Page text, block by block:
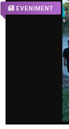
EVENIMENT